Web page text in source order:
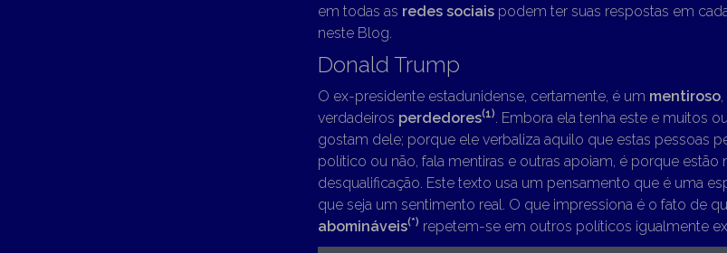
em todas as redes sociaispodem ter suas respostas em
neste Blog.
Donald Trump
O ex-presidente estadunidense, certamente, é um mentiroso
verdadeiros perdedores(1). Embora ela tenha este e muitos
gostam dele; porque ele verbaliza aquilo que estas pessoas
político ou não, fala mentiras e outras apoiam, é porque
desqualificação. Este texto usa um pensamento que é uma
que seja um sentimento real. O que impressiona é o fato de
abomináveis(*) repetem-se em outros políticos igualmente